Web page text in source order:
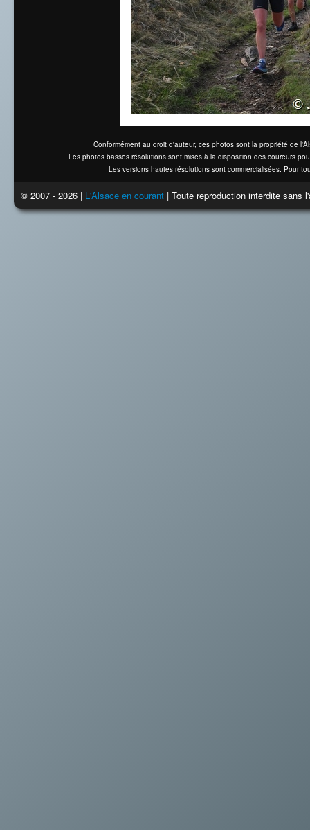
Conformément au droit d'auteur, ces photos sont la propriété de
Les photos basses résolutions sont mises à la disposition des coureurs
Les versions hautes résolutions sont commercialisées. Pour
© 2007 - 2026 | L'Alsace en courant | Toute reproduction interdite sans